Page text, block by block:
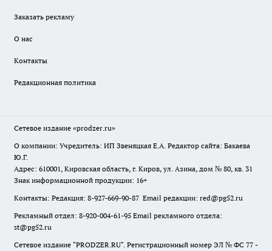
Заказать рекламу
О нас
Контакты
Редакционная политика
Сетевое издание «prodzer.ru»
О компании: Учредитель: ИП Звеняцкая Е.А. Редактор сайта: Бакаева
Ю.Г.
Адрес: 610001, Кировская область, г. Киров, ул. Азина, дом № 80, кв. 31
Знак информационной продукции: 16+
Контакты: Редакция: 8-927-669-90-87 Email редакции: red@pg52.ru
Рекламный отдел: 8-920-004-61-95 Email рекламного отдела:
st@pg52.ru
Сетевое издание "PRODZER.RU". Регистрационный номер ЭЛ № ФС 77 -